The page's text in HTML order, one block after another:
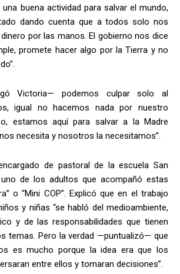
una buena actividad para salvar el mundo,
dando cuenta que a todos solo nos
por las manos. El gobierno nos dice
promete hacer algo por la Tierra y no
Victoria— podemos culpar solo al
igual no hacemos nada por nuestro
estamos aquí para salvar a la Madre
necesita y nosotros la necesitamos”.
de pastoral de la escuela San
de los adultos que acompañó estas
o “Mini COP”. Explicó que en el trabajo
y niñas “se habló del medioambiente,
y de las responsabilidades que tienen
temas. Pero la verdad —puntualizó— que
es mucho porque la idea era que los
entre ellos y tomaran decisiones”.